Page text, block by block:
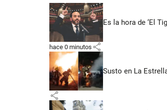
Es la hora de ‘El
hace 0 minutos share
Susto en La
share